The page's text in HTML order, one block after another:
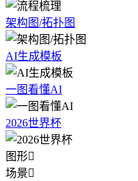
架构图/拓扑图
AI生成模板
一图看懂AI
2026世界杯
图形
场景